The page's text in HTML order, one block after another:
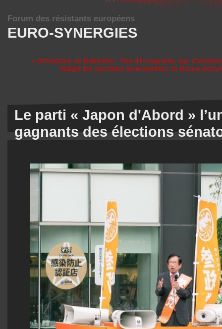
EURO-SYNERGIES
Forum des résistants européens
« Orthodoxie ou Extinction - Pas d’immigrants, pas
Malgré les sanctions permanentes: la Russie
Le parti « Japon d'Abord »
gagnants des élections